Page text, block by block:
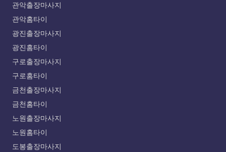
관악출장마사지
관악홈타이
광진출장마사지
광진홈타이
구로출장마사지
구로홈타이
금천출장마사지
금천홈타이
노원출장마사지
노원홈타이
도봉출장마사지